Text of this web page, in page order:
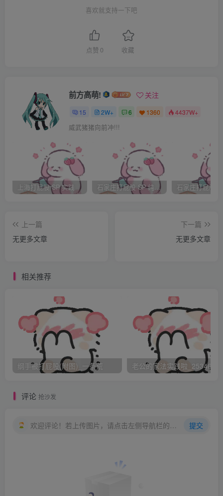
裤和胸罩。男孩们，穿着白色衬衫，黑色长裤，以及黑皮
鞋。没有任何一个姑娘被允许喷洒香水，或是佩戴昂贵的首
饰，以及扮上浮夸的妆容。当然，不必强调的是，没有女孩
并且学校的校监也会时不时的进行一次全面检查。
在这所学校的糟糕的教学水平的对比下，对于衣着的严厉规
定显得有些讽刺。也就是说，邓普顿学校试图通过优秀的学
生仪表来弥补了差劲的本质。当然，男生女生们都极少会违
反衣着的规定。
务。很明显，他相当适合这份工作。然而，值得焦虑的是，
学生们已经来到大学有两三年了，他们非常清楚他们完全可
答案。并且更糟糕的是，他们对此完全不在意。实际上，他
们经常只是因为一个人答错问题就大笑，似乎这一切都只是
嬉戏做乐的趣事。皮特老师明白了如果他想在在离他们毕业
的期间中让他们表现好一些，就不得不使用一些严厉的手段
人能够认出一个数学方程组中的未知向量。萨拉·克斯汀是第
维斯，她的大眼睛，甜美的笑容，以及天生的娇容。萨拉的
双峰相当满意。她不怎么需要化妆，比起克斯汀·戴维斯稍微
喜欢就支持一下吧
点赞 0 收藏
前方高萌! 关注
15 2W+ 6 1360 4437W+
威武猪猪向前冲!!!
上海打屁股 SP 实践 石家庄打屁股 SP 纯实践
上一篇
无更多文章
下一篇
无更多文章
相关推荐
纲手被打屁股(附图)_一条荒 老公的家法实践啦
评论 抢沙发
欢迎评论！若上传图片，请点击左侧导航栏的图床工具，获取图片链接。 提交